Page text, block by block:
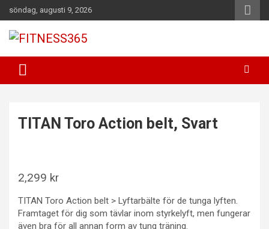
Hoppa
till
innehåll
söndag, augusti 9, 2026
FITNESS365
TITAN Toro Action belt, Svart
2,299 kr
TITAN Toro Action belt > Lyftarbälte för de tunga lyften.
Framtaget för dig som tävlar inom styrkelyft, men fungerar
även bra för all annan form av tung träning.